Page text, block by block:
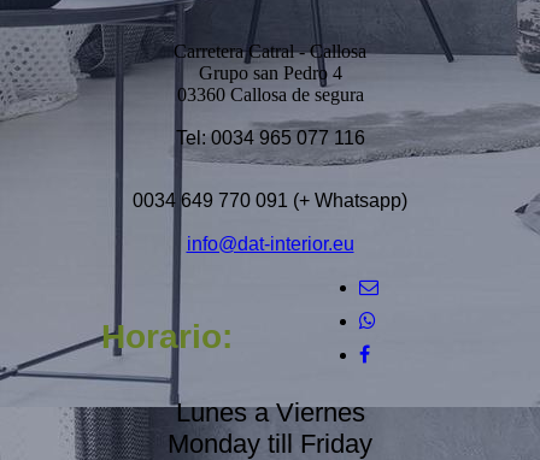
Carretera Catral - Callosa
Grupo san Pedro 4
03360 Callosa de segura
Tel: 0034 965 077 116
0034 649 770 091 (+ Whatsapp)
info@dat-interior.eu
Horario:
Lunes a Viernes
Monday till Friday